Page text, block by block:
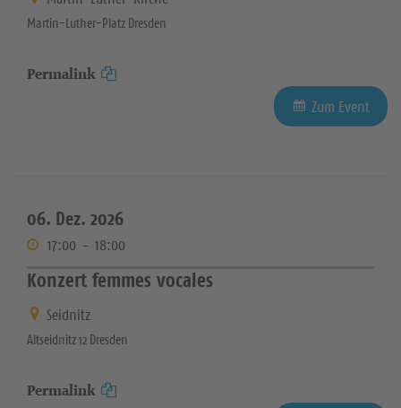
Martin-Luther-Platz Dresden
Permalink
Zum Event
06. Dez. 2026
17:00 - 18:00
Konzert femmes vocales
Seidnitz
Altseidnitz 12 Dresden
Permalink